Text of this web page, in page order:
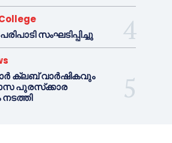
സംഘടിപ്പിച്ചു
ക്ലബ് വാർഷികവും
പുരസ്‌ക്കാര